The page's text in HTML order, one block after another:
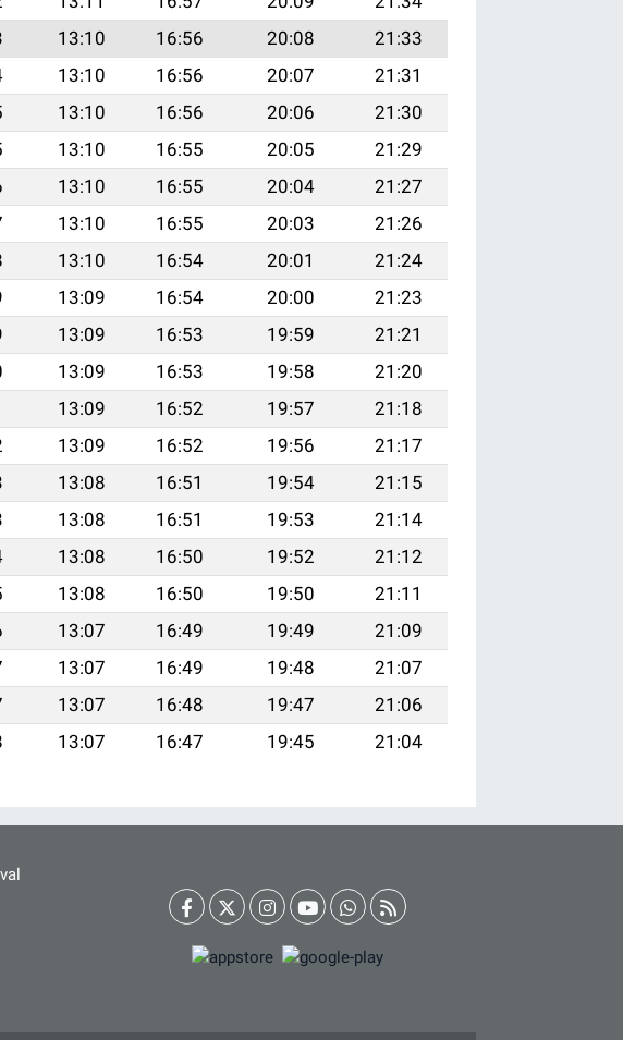
13:10 16:56 20:08
21:33
13:10 16:56 20:07
21:31
13:10 16:56 20:06
21:30
13:10 16:55 20:05
21:29
13:10 16:55 20:04
21:27
13:10 16:55 20:03
21:26
13:10 16:54 20:01
21:24
13:09 16:54 20:00
21:23
13:09 16:53 19:59
21:21
13:09 16:53 19:58
21:20
13:09 16:52 19:57
21:18
13:09 16:52 19:56
21:17
13:08 16:51 19:54
21:15
13:08 16:51 19:53
21:14
13:08 16:50 19:52
21:12
13:08 16:50 19:50
21:11
13:07 16:49 19:49
21:09
13:07 16:49 19:48
21:07
13:07 16:48 19:47
21:06
13:07 16:47 19:45 21:04